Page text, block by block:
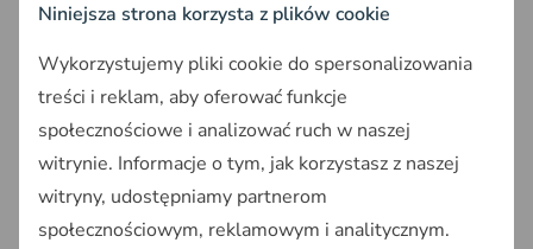
zakresie lokalizacji obiektów jądrowych i
składowisk odpadów promieniotwórczych – w
przypadku projektów planów ogólnych
obejmujących obszary, na których zlokalizowano
obiekty jądrowe lub składowiska odpadów
promieniotwórczych,
Spółki Celowej w zakresie dotyczącym lokalizacji
Inwestycji i Inwestycji Towarzyszących oraz
Niniejsza strona korzysta z plików cookie
Wykorzystujemy pliki cookie do spersonalizowania
treści i reklam, aby oferować funkcje
społecznościowe i analizować ruch w naszej
witrynie. Informacje o tym, jak korzystasz z naszej
witryny, udostępniamy partnerom
społecznościowym, reklamowym i analitycznym.